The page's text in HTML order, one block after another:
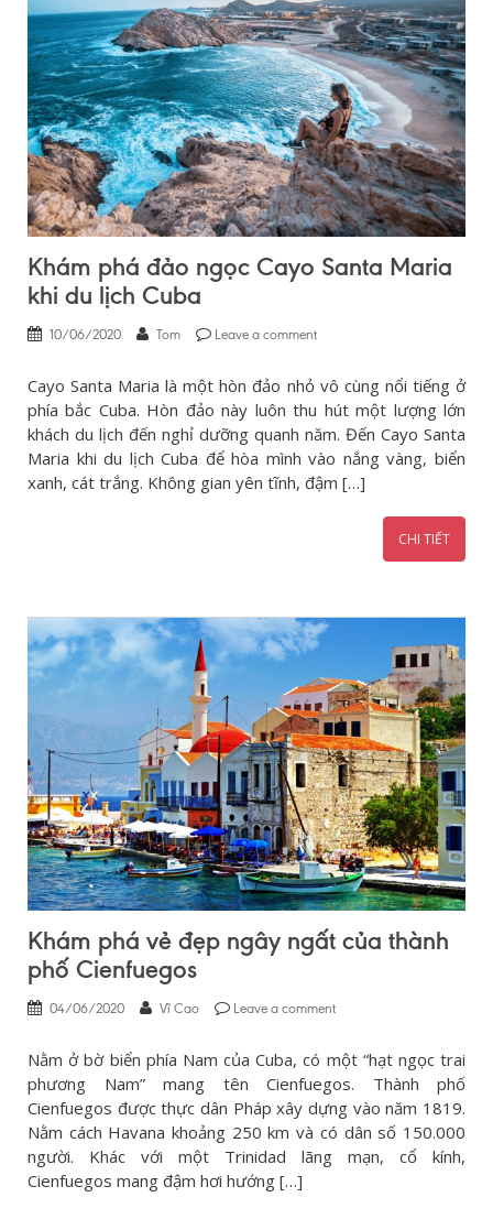
Khám phá đảo ngọc Cayo Santa Maria
khi du lịch Cuba
10/06/2020 Tom Leave a comment
Cayo Santa Maria là một hòn đảo nhỏ vô cùng nổi tiếng ở
phía bắc Cuba. Hòn đảo này luôn thu hút một lượng lớn
khách du lịch đến nghỉ dưỡng quanh năm. Đến Cayo Santa
Maria khi du lịch Cuba để hòa mình vào nắng vàng, biển
xanh, cát trắng. Không gian yên tĩnh, đậm […]
CHI TIẾT
Khám phá vẻ đẹp ngây ngất của thành
phố Cienfuegos
04/06/2020 Vĩ Cao Leave a comment
Nằm ở bờ biển phía Nam của Cuba, có một “hạt ngọc trai
phương Nam” mang tên Cienfuegos. Thành phố
Cienfuegos được thực dân Pháp xây dựng vào năm 1819.
Nằm cách Havana khoảng 250 km và có dân số 150.000
người. Khác với một Trinidad lãng mạn, cổ kính,
Cienfuegos mang đậm hơi hướng […]